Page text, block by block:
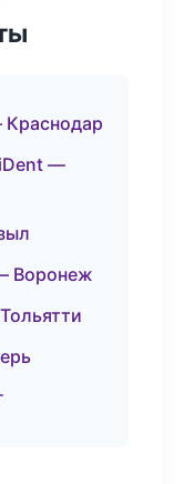
—
Воронеж